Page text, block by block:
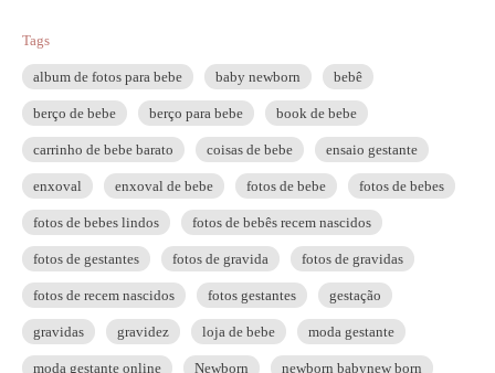
Tags
album de fotos para bebe baby newborn bebê
berço de bebe berço para bebe book de bebe
carrinho de bebe barato coisas de bebe ensaio gestante
enxoval enxoval de bebe fotos de bebe fotos de bebes
fotos de bebes lindos fotos de bebês recem nascidos
fotos de gestantes fotos de gravida fotos de gravidas
fotos de recem nascidos fotos gestantes gestação
gravidas gravidez loja de bebe moda gestante
moda gestante online Newborn newborn babynew born